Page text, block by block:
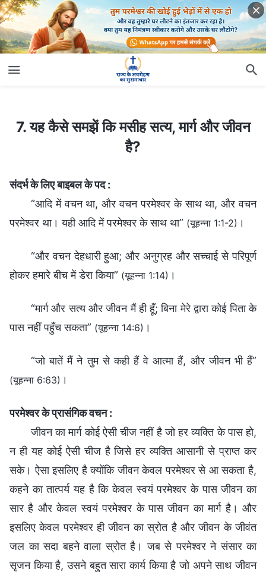
7. यह कैसे समझें कि मसीह सत्य, मार्ग और जीवन है?
7. यह कैसे समझें कि मसीह सत्य, मार्ग और जीवन
है?
संदर्भ के लिए बाइबल के पद :
“आदि में वचन था, और वचन परमेश्वर के साथ था, और वचन
परमेश्वर था। यही आदि में परमेश्‍वर के साथ था” (यूहन्ना 1:1-2) ।
“और वचन देहधारी हुआ; और अनुग्रह और सच्‍चाई से परिपूर्ण
होकर हमारे बीच में डेरा किया” (यूहन्ना 1:14) ।
“मार्ग और सत्य और जीवन मैं ही हूँ; बिना मेरे द्वारा कोई पिता के
पास नहीं पहुँच सकता” (यूहन्ना 14:6) ।
“जो बातें मैं ने तुम से कही हैं वे आत्मा हैं, और जीवन भी हैं”
(यूहन्ना 6:63) ।
परमेश्वर के प्रासंगिक वचन :
जीवन का मार्ग कोई ऐसी चीज नहीं है जो हर व्यक्ति के पास हो,
न ही यह कोई ऐसी चीज है जिसे हर व्यक्ति आसानी से प्राप्त कर
सके। ऐसा इसलिए है क्योंकि जीवन केवल परमेश्वर से आ सकता है,
कहने का तात्पर्य यह है कि केवल स्वयं परमेश्वर के पास जीवन का
सार है और केवल स्वयं परमेश्वर के पास जीवन का मार्ग है। और
इसलिए केवल परमेश्वर ही जीवन का स्रोत है और जीवन के जीवंत
जल का सदा बहने वाला स्रोत है। जब से परमेश्वर ने संसार का
सृजन किया है, उसने बहुत सारा कार्य किया है जो अपने साथ जीवन